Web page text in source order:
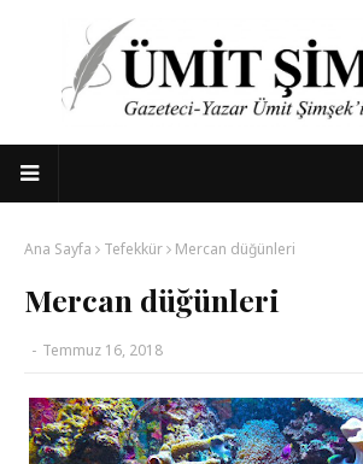
Ana Sayfa Tefekkür Mercan düğünleri
Mercan düğünleri
- Temmuz 16, 2018